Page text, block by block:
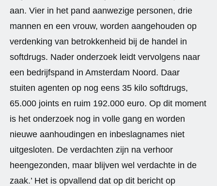
aan. Vier in het pand aanwezige personen, drie
mannen en een vrouw, worden aangehouden op
verdenking van betrokkenheid bij de handel in
softdrugs. Nader onderzoek leidt vervolgens naar
een bedrijfspand in Amsterdam Noord. Daar
stuiten agenten op nog eens 35 kilo softdrugs,
65.000 joints en ruim 192.000 euro. Op dit moment
is het onderzoek nog in volle gang en worden
nieuwe aanhoudingen en inbeslagnames niet
uitgesloten. De verdachten zijn na verhoor
heengezonden, maar blijven wel verdachte in de
zaak.’ Het is opvallend dat op dit bericht op